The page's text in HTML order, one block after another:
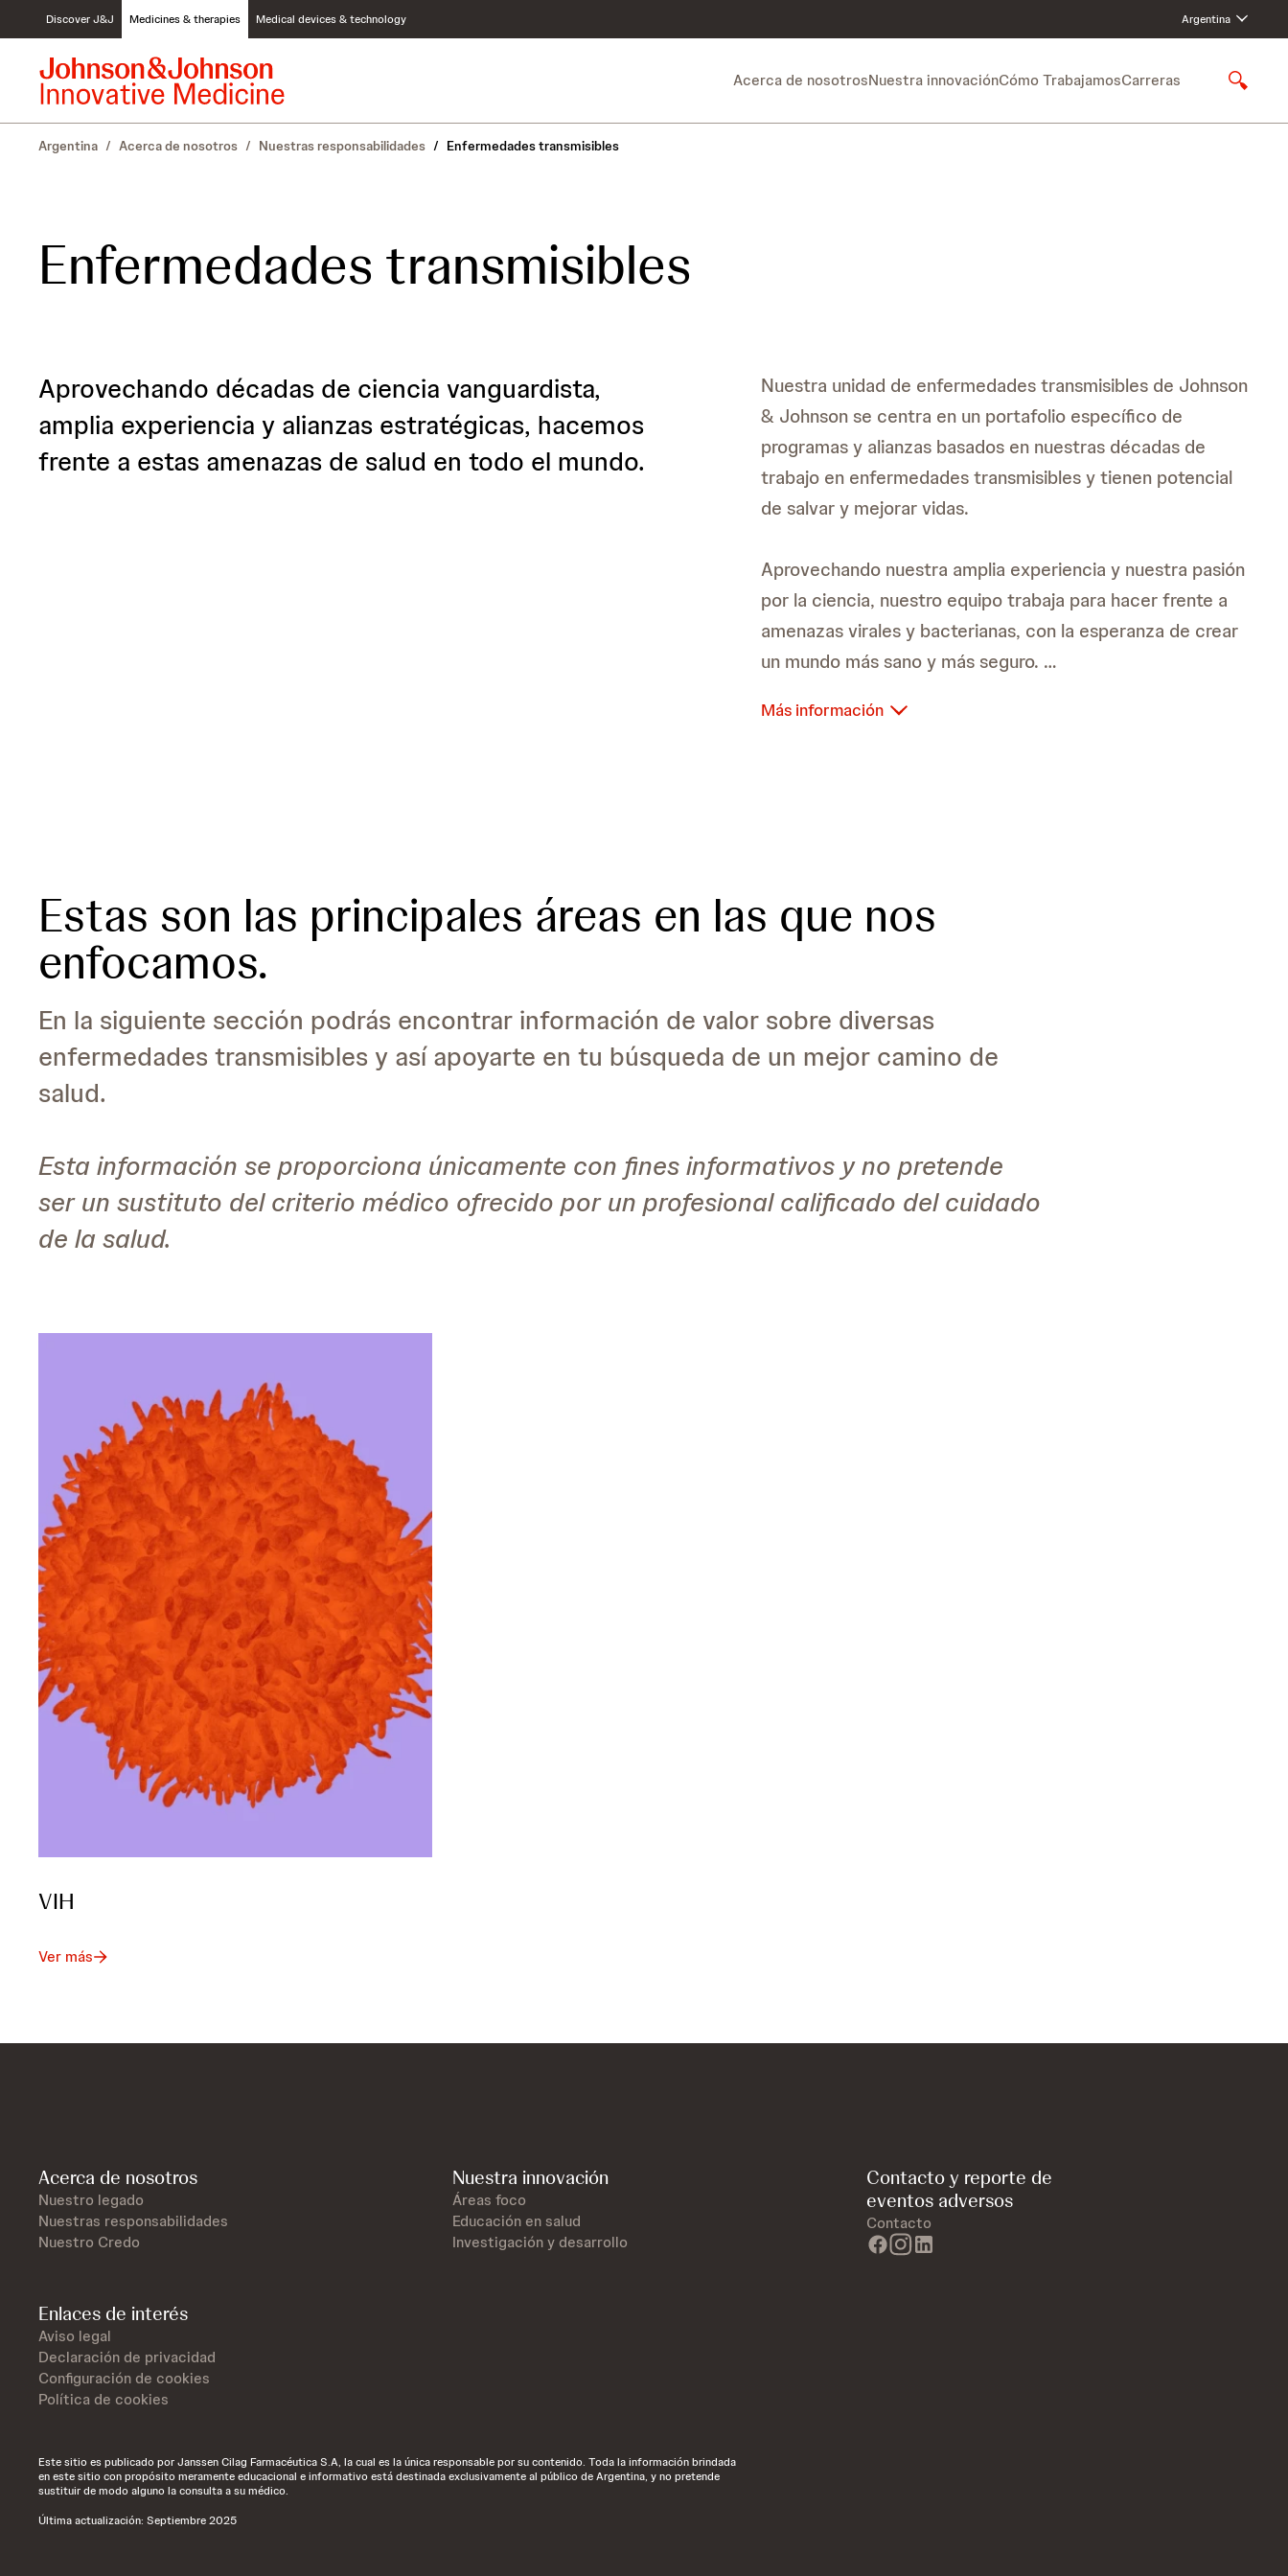
c
Discover J&J Medicines & therapies Medical devices & technology Argentina
Acerca de nosotrosNuestra innovaciónCómo TrabajamosCarreras
S
o
Argentina / Acerca de nosotros / Nuestras responsabilidades / Enfermedades transmisibles
Enfermedades transmisibles
Aprovechando décadas de ciencia vanguardista,
amplia experiencia y alianzas estratégicas, hacemos
frente a estas amenazas de salud en todo el mundo.
Nuestra unidad de enfermedades transmisibles de Johnson
& Johnson se centra en un portafolio específico de
programas y alianzas basados en nuestras décadas de
trabajo en enfermedades transmisibles y tienen potencial
de salvar y mejorar vidas.
Aprovechando nuestra amplia experiencia y nuestra pasión
por la ciencia, nuestro equipo trabaja para hacer frente a
amenazas virales y bacterianas, con la esperanza de crear
un mundo más sano y más seguro.
Más información
Estas son las principales áreas en las que nos
enfocamos.
En la siguiente sección podrás encontrar información de valor sobre diversas
enfermedades transmisibles y así apoyarte en tu búsqueda de un mejor camino de
salud.
Esta información se proporciona únicamente con fines informativos y no pretende
ser un sustituto del criterio médico ofrecido por un profesional calificado del cuidado
de la salud.
VIH
Ver más
Acerca de nosotros
Nuestro legado
Nuestras responsabilidades
Nuestro Credo
Nuestra innovación
Áreas foco
Educación en salud
Investigación y desarrollo
Contacto y reporte de
eventos adversos
Contacto
facebook
instagram
Enlaces de interés
Aviso legal
Declaración de privacidad
Configuración de cookies
Política de cookies
Este sitio es publicado por Janssen Cilag Farmacéutica S.A, la cual es la única responsable por su contenido. Toda la información brindada
en este sitio con propósito meramente educacional e informativo está destinada exclusivamente al público de Argentina, y no pretende
sustituir de modo alguno la consulta a su médico.
Última actualización: Septiembre 2025